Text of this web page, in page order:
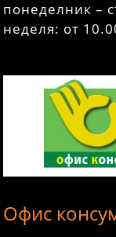
понеделник –
неделя: от
Офис